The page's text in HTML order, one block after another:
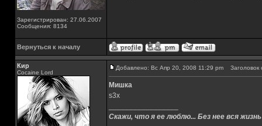
Зарегистрирован: 27.06.2007
Сообщения: 8134
Вернуться к началу
Кир
Cocaine Lord
Добавлено: Вс Апр 20, 2008 11:29 pm Заголовок
Мишка
s3x
Скажи, что я ее люблю... Без нее вся